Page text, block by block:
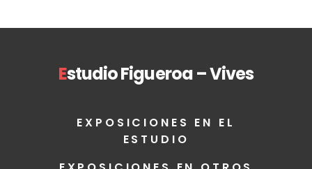
Estudio Figueroa – Vives
EXPOSICIONES EN EL
ESTUDIO